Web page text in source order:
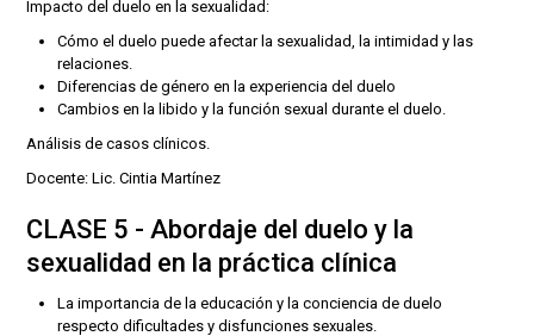
Impacto del duelo en la sexualidad:
Cómo el duelo puede afectar la sexualidad, la intimidad y las
relaciones.
Diferencias de género en la experiencia del duelo
Cambios en la libido y la función sexual durante el duelo.
Análisis de casos clínicos.
Docente: Lic. Cintia Martínez
CLASE 5 - Abordaje del duelo y la
sexualidad en la práctica clínica
La importancia de la educación y la conciencia de duelo
respecto dificultades y disfunciones sexuales.